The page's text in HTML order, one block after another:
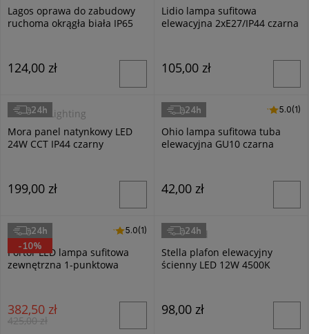
Lagos oprawa do zabudowy
ruchoma okrągła biała IP65
124,00 zł
Lidio lampa sufitowa
elewacyjna 2xE27/IP44 czarna
105,00 zł
Domeno Lighting
Mora panel natynkowy LED
24W CCT IP44 czarny
199,00 zł
24h
Goldlux
Ohio lampa sufitowa tuba
elewacyjna GU10 czarna
5.0 (1)
5.0(1)
42,00 zł
24h
Trio
Portor LED lampa sufitowa
zewnętrzna 1-punktowa
5.0 (1)
5.0(1)
382,50 zł
425,00 zł
24h
-10%
Masterled
Stella plafon elewacyjny
ścienny LED 12W 4500K
98,00 zł
24h